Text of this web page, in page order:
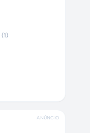
(1)
ANÚNCIO